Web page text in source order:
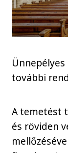
további
A temetést
és röviden